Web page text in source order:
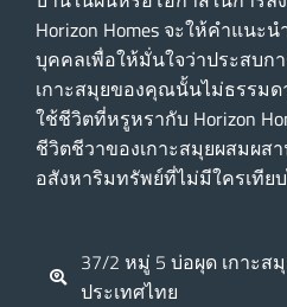
Horizon Homes จะให้คําแน
บุคคลเพื่อให้มั่นใจว่าประสบ
เกาะสมุยของคุณนั้นไม่ธรรม
ใช้ชีวิตที่หรูหรากับ Horizon
ชีวิตชีวาของเกาะสมุยผสมผ
อสังหาริมทรัพย์ที่ไม่มีใครเทีย
37/2 หมู่ 5 บ่อผุด เกาะส
ประเทศไทย